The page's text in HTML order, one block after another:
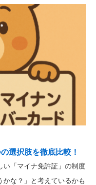
選択肢を徹底比較！
い「マイナ免許証」の制度
な？」と考えているかも